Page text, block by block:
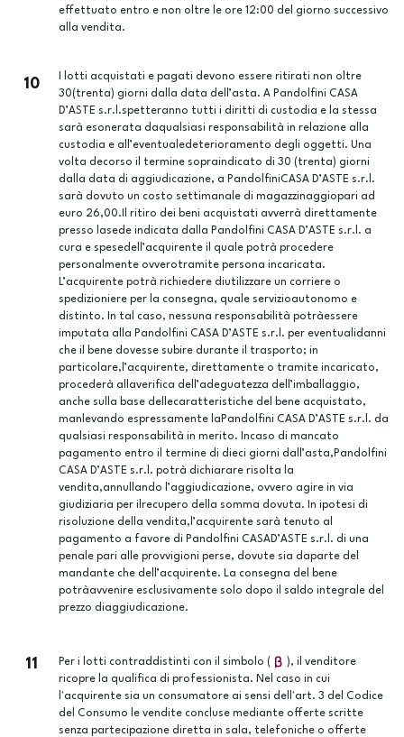
effettuato entro e non oltre le ore 12:00 del giorno successivo
alla vendita.
10
30(trenta) giorni dalla data dell’asta. A Pandolfini CASA
D’ASTE s.r.l.spetteranno tutti i diritti di custodia e la stessa
sarà esonerata daqualsiasi responsabilità in relazione alla
custodia e all’eventualedeterioramento degli oggetti. Una
volta decorso il termine sopraindicato di 30 (trenta) giorni
dalla data di aggiudicazione, a PandolfiniCASA D’ASTE s.r.l.
sarà dovuto un costo settimanale di magazzinaggiopari ad
euro 26,00.Il ritiro dei beni acquistati avverrà direttamente
presso lasede indicata dalla Pandolfini CASA D’ASTE s.r.l. a
cura e spesedell’acquirente il quale potrà procedere
personalmente ovverotramite persona incaricata.
L’acquirente potrà richiedere diutilizzare un corriere o
spedizioniere per la consegna, quale servizioautonomo e
distinto. In tal caso, nessuna responsabilità potràessere
imputata alla Pandolfini CASA D’ASTE s.r.l. per eventualidanni
che il bene dovesse subire durante il trasporto; in
particolare,l’acquirente, direttamente o tramite incaricato,
procederà allaverifica dell’adeguatezza dell’imballaggio,
anche sulla base dellecaratteristiche del bene acquistato,
manlevando espressamente laPandolfini CASA D’ASTE s.r.l. da
qualsiasi responsabilità in merito. Incaso di mancato
pagamento entro il termine di dieci giorni dall’asta,Pandolfini
CASA D’ASTE s.r.l. potrà dichiarare risolta la
vendita,annullando l’aggiudicazione, ovvero agire in via
giudiziaria per ilrecupero della somma dovuta. In ipotesi di
risoluzione della vendita,l’acquirente sarà tenuto al
pagamento a favore di Pandolfini CASAD’ASTE s.r.l. di una
penale pari alle provvigioni perse, dovute sia daparte del
mandante che dell’acquirente. La consegna del bene
potràavvenire esclusivamente solo dopo il saldo integrale del
prezzo diaggiudicazione.
11 Per i lotti contraddistinti con il simbolo (
), il venditore
ricopre la qualifica di professionista. Nel caso in cui
l'acquirente sia un consumatore ai sensi dell'art. 3 del Codice
del Consumo le vendite concluse mediante offerte scritte
senza partecipazione diretta in sala, telefoniche o offerte